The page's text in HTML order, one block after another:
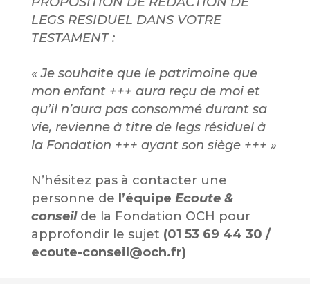
LEGS RESIDUEL DANS VOTRE
TESTAMENT :
« Je souhaite que le patrimoine que
mon enfant +++ aura reçu de moi et
qu’il n’aura pas consommé durant sa
vie, revienne à titre de legs résiduel à
la Fondation +++ ayant son siège +++ »
N’hésitez pas à contacter une
personne de l’équipe Ecoute &
conseil de la Fondation OCH pour
approfondir le sujet (01 53 69 44 30 /
ecoute-conseil@och.fr)